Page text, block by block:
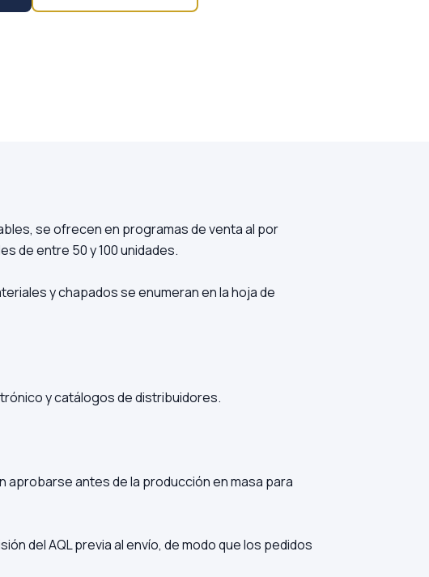
se ofrecen en programas de venta al por
de entre 50 y 100 unidades.
y chapados se enumeran en la hoja de
y catálogos de distribuidores.
aprobarse antes de la producción en masa para
del AQL previa al envío, de modo que los pedidos